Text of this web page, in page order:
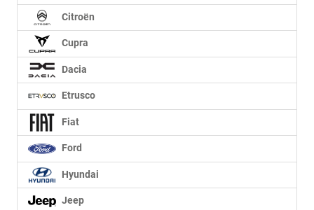
Citroën
Cupra
Dacia
Etrusco
Fiat
Ford
Hyundai
Jeep